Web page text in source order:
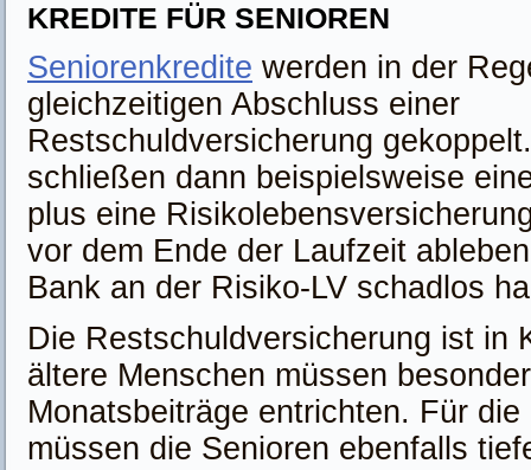
KREDITE FÜR SENIOREN
Seniorenkredite werden in der
gleichzeitigen Abschluss einer
Restschuldversicherung
schließen dann beispielsweise
plus eine
vor dem Ende der Laufzeit
Bank an der Risiko-LV schadlos
Die Restschuldversicherung ist in
ältere Menschen müssen
Monatsbeiträge entrichten. Für
müssen die Senioren ebenfalls